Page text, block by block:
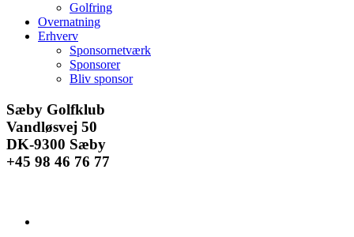
Golfring
Overnatning
Erhverv
Sponsornetværk
Sponsorer
Bliv sponsor
Facebook
Instagram
E-
mail
Sæby Golfklub
Vandløsvej 50
DK-9300 Sæby
+45 98 46 76 77